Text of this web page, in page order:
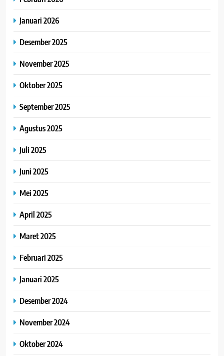
Januari 2026
Desember 2025
November 2025
Oktober 2025
September 2025
Agustus 2025
Juli 2025
Juni 2025
Mei 2025
April 2025
Maret 2025
Februari 2025
Januari 2025
Desember 2024
November 2024
Oktober 2024